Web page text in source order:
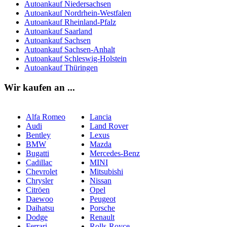
Autoankauf Niedersachsen
Autoankauf Nordrhein-Westfalen
Autoankauf Rheinland-Pfalz
Autoankauf Saarland
Autoankauf Sachsen
Autoankauf Sachsen-Anhalt
Autoankauf Schleswig-Holstein
Autoankauf Thüringen
Wir kaufen an ...
Alfa Romeo
Audi
Bentley
BMW
Bugatti
Cadillac
Chevrolet
Chrysler
Citröen
Daewoo
Daihatsu
Dodge
Lancia
Land Rover
Lexus
Mazda
Mercedes-Benz
MINI
Mitsubishi
Nissan
Opel
Peugeot
Porsche
Renault